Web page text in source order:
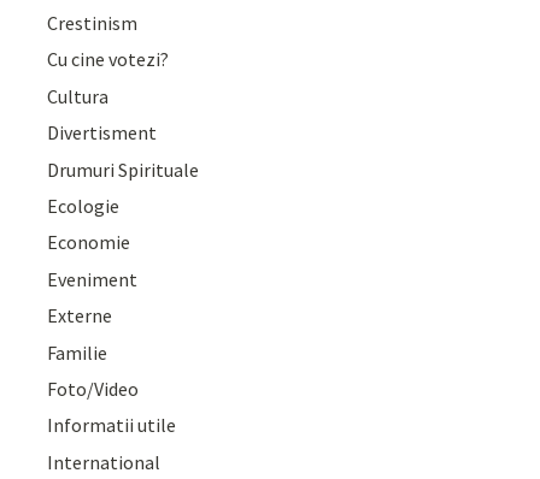
Crestinism
Cu cine votezi?
Cultura
Divertisment
Drumuri Spirituale
Ecologie
Economie
Eveniment
Externe
Familie
Foto/Video
Informatii utile
International